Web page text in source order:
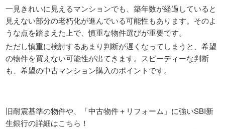
一見きれいに見えるマンションでも、築年数が経過していると
見えない部分の老朽化が進んでいる可能性もあります。そのよ
うな点を踏まえた上で、慎重な物件選びが重要です。
ただし慎重に検討するあまり判断が遅くなってしまうと、希望
の物件を買えない可能性が出てきます。スピーディーな判断
も、希望の中古マンション購入のポイントです。
旧耐震基準の物件や、「中古物件＋リフォーム」に強いSBI新
生銀行の詳細はこちら！